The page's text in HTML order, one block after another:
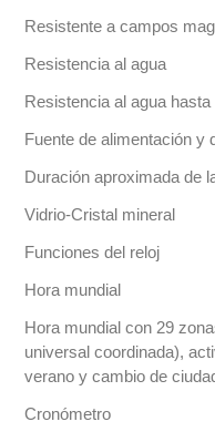
Resistente a campos
Resistencia al agua
Resistencia al agua
Fuente de alimentación y
Duración aproximada de
Vidrio-Cristal mineral
Funciones del reloj
Hora mundial
Hora mundial con 29
universal coordinada),
verano y cambio de
Cronómetro